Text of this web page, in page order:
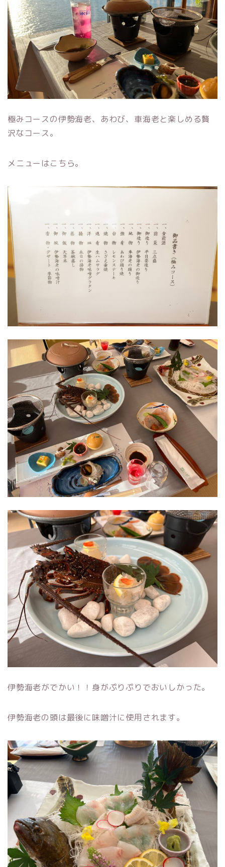
極みコースの伊勢海老、あわび、車海老と楽しめる贅
沢なコース。
メニューはこちら。
伊勢海老がでかい！！身がぷりぷりでおいしかった。
伊勢海老の頭は最後に味噌汁に使用されます。